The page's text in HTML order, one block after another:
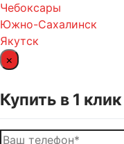
Чебоксары
Южно-Сахалинск
Якутск
×
Купить в 1 клик